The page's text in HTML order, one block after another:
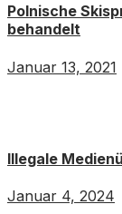
Polnische
behandelt
Januar 13, 2021
Illegale
Januar 4, 2024